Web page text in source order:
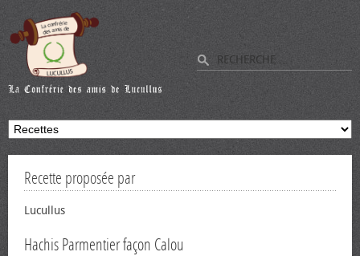
Recette proposée par
Lucullus
Hachis Parmentier façon Calou